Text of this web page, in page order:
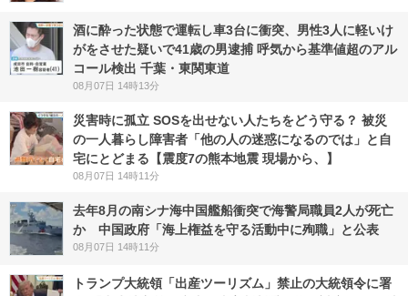
酒に酔った状態で運転し車3台に衝突、男性3人に軽いけ
がをさせた疑いで41歳の男逮捕 呼気から基準値超のアル
コール検出 千葉・東関東道
08月07日 14時13分
災害時に孤立 SOSを出せない人たちをどう守る？ 被災
の一人暮らし障害者「他の人の迷惑になるのでは」と自
宅にとどまる【震度7の熊本地震 現場から、】
08月07日 14時11分
去年8月の南シナ海中国艦船衝突で海警局職員2人が死亡
か 中国政府「海上権益を守る活動中に殉職」と公表
08月07日 14時11分
トランプ大統領「出産ツーリズム」禁止の大統領令に署